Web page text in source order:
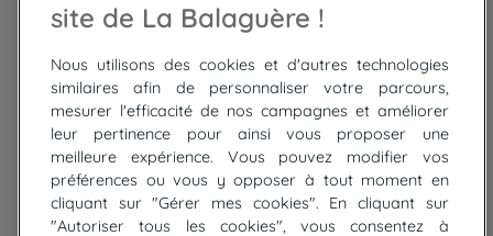
Top
circuits
Tour du lac de Constance à vélo
Cyclades : Amorgos et Naxos
Randonnée aux Bardenas Reales
De Collioure à Cadaquès à pied
Découverte des trésors de Madère
site de La Balaguère !
Nous utilisons des cookies et d'autres technologies
similaires afin de personnaliser votre parcours,
mesurer l'efficacité de nos campagnes et améliorer
leur pertinence pour ainsi vous proposer une
meilleure expérience. Vous pouvez modifier vos
préférences ou vous y opposer à tout moment en
cliquant sur "Gérer mes cookies". En cliquant sur
"Autoriser tous les cookies", vous consentez à